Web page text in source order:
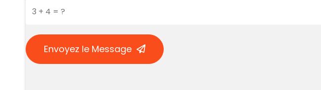
Envoyez le Message